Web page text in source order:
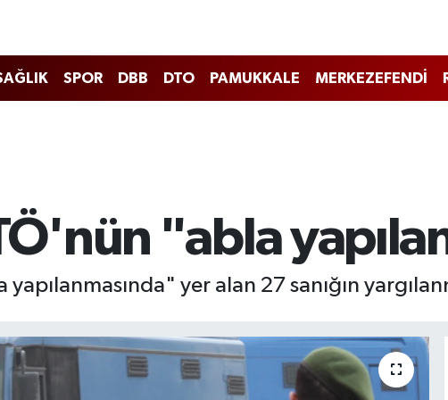
SPOR DBB DTO PAMUKKALE MERKEZEFENDİ
"abla
yer alan 27 sanığın